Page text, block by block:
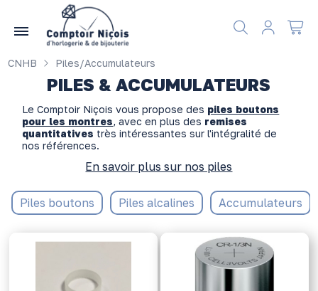
CNHB Piles/Accumulateurs
PILES & ACCUMULATEURS
Le Comptoir Niçois vous propose des piles boutons
pour les montres, avec en plus des remises
quantitatives très intéressantes sur l'intégralité de
nos références.
En savoir plus sur nos piles
Piles boutons Piles alcalines Accumulateurs
Gérer les préférences en matière de cookies